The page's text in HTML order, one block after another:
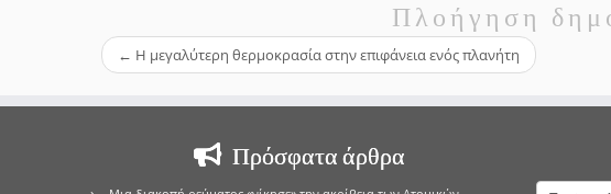
Πλοήγηση
← Η μεγαλύτερη θερμοκρασία στην επιφάνεια ενός πλανήτη
Πρόσφατα άρθρα